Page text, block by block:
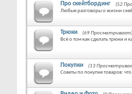
Про скейтбординг
(52
Любые разговоры о жизни
Трюки
(69 Просматривает)
Всё о том как сделать трюки и
Покупки
(13
Советы по покупке товаров: